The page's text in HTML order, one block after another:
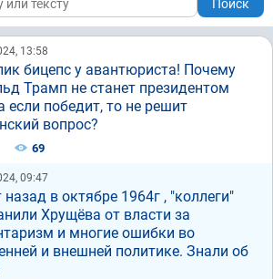
Поиск
13:58
бицепс у авантюриста! Почему
Трамп не станет президентом
если победит, то не решит
вопрос?
69
09:47
назад в октябре 1964г , "коллеги"
Хрущёва от власти за
и многие ошибки во
и внешней политике. Знали об